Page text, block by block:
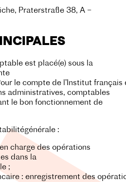
Praterstraße 38, A –
est placé(e) sous la
le compte de l’Institut
administratives, comptables
le bon fonctionnement de
générale :
charge des opérations
dans la
;
: enregistrement des